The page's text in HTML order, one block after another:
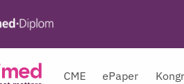
CME ePaper